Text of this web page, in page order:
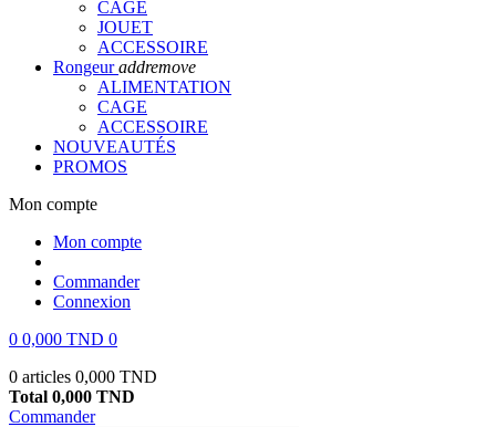
CAGE
JOUET
ACCESSOIRE
Rongeur addremove
ALIMENTATION
CAGE
ACCESSOIRE
NOUVEAUTÉS
PROMOS
Mon compte
Mon compte
Commander
Connexion
0 0,000 TND 0
0 articles 0,000 TND
Total 0,000 TND
Commander